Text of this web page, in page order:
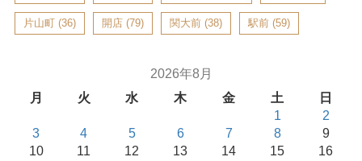
片山町 (36) 開店 (79) 関大前 (38) 駅前 (59)
2026年8月
月
火 水 木 金 土
日
1
2
3
4 5 6 7 8
9
10
11 12 13 14 15
16